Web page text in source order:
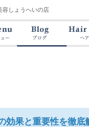
容しょうへいの店
効果と重要性を徹底